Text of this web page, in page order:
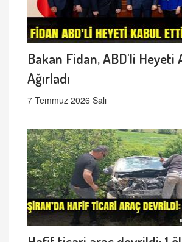
Bakan Fidan, ABD'li Heyeti
Ağırladı
7 Temmuz 2026 Salı